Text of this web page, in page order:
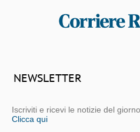
NEWSLETTER
Iscriviti e ricevi le notizie del
Clicca qui